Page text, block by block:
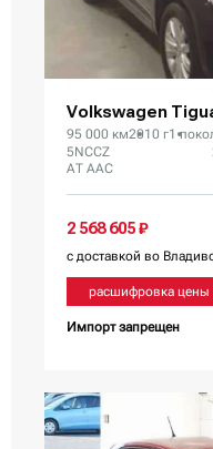
Volkswagen
95 000 км2010 г1
5NCCZ
AT AAC
2 568 605 ₽
с доставкой во
расшифровка цены
Импорт запрещен